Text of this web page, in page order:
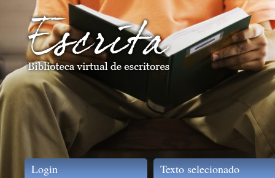
Login Texto selecionado